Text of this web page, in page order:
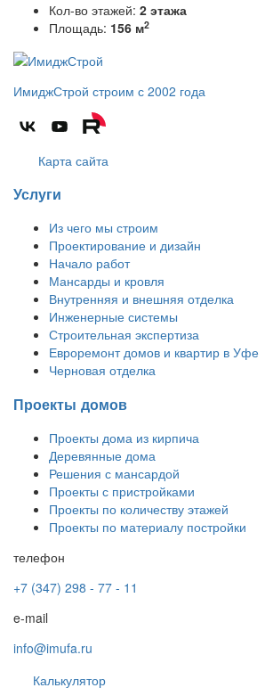
Кол-во этажей: 2 этажа
Площадь: 156 м2
ИмиджСтрой строим с 2002 года
Карта сайта
Услуги
Из чего мы строим
Проектирование и дизайн
Начало работ
Мансарды и кровля
Внутренняя и внешняя отделка
Инженерные системы
Строительная экспертиза
Евроремонт домов и квартир в Уфе
Черновая отделка
Проекты домов
Проекты дома из кирпича
Деревянные дома
Решения с мансардой
Проекты с пристройками
Проекты по количеству этажей
Проекты по материалу постройки
телефон
+7 (347) 298 - 77 - 11
e-mail
info@imufa.ru
Калькулятор